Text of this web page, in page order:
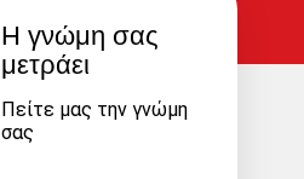
Η γνώμη σας
μετράει
Πείτε μας την γνώμη
σας